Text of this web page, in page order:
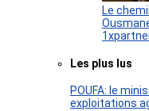
Le
Les plus lus
POUFA: le
exploitations